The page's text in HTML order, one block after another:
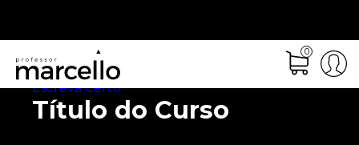
0
Escreva Certo
Título do Curso